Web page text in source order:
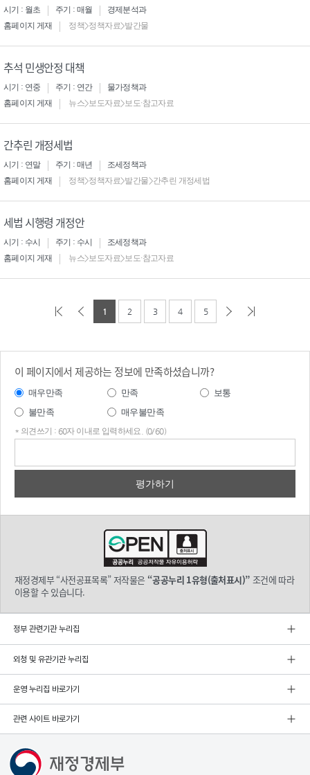
시기 : 월초 주기 : 매월
경제분석과
홈페이지 게재
정책>정책자료>발간물
추석 민생안정 대책
시기 : 연중 주기 : 연간
물가정책과
홈페이지 게재
뉴스>보도자료>보도·참고자료
간추린 개정세법
시기 : 연말 주기 : 매년
조세정책과
홈페이지 게재
정책>정책자료>발간물>간추린 개정세법
세법 시행령 개정안
시기 : 수시 주기 : 수시
조세정책과
홈페이지 게재
뉴스>보도자료>보도·참고자료
1 2 3 4 5
이 페이지에서 제공하는 정보에 만족하셨습니까?
매우만족 만족
보통
불만족
매우불만족
* 의견쓰기 : 60자 이내로 입력하세요. (0/60)
재정경제부 “사전공표목록” 저작물은 “공공누리 1유형(출처표시)” 조건에 따라
이용할 수 있습니다.
정부 관련기관 누리집
외청 및 유관기관 누리집
운영 누리집 바로가기
관련 사이트 바로가기